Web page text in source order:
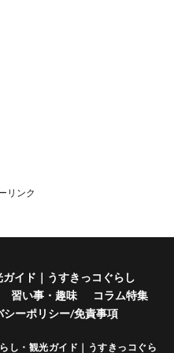
リンク
イド｜うすきっコぐらし
習い事・趣味
コラム特集
シーポリシー/免責事項
し・観光ガイド｜うすきっコぐら